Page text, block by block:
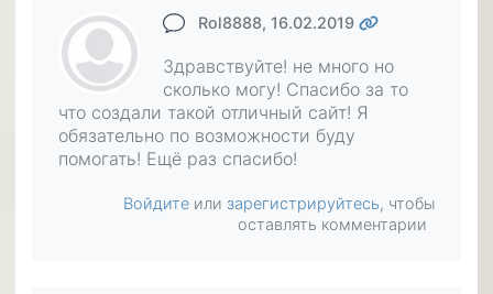
Rol8888, 16.02.2019
Здравствуйте! не много но
сколько могу! Спасибо за то
что создали такой отличный сайт! Я
обязательно по возможности буду
помогать! Ещё раз спасибо!
Войдите или зарегистрируйтесь, чтобы
оставлять комментарии